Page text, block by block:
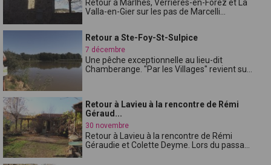
Retour à Marlhes, Verrières-en-Forez et La
Valla-en-Gier sur les pas de Marcelli...
Retour a Ste-Foy-St-Sulpice
7 décembre
Une pêche exceptionnelle au lieu-dit
Chamberange. "Par les Villages" revient su...
Retour à Lavieu à la rencontre de Rémi
Géraud...
30 novembre
Retour à Lavieu à la rencontre de Rémi
Géraudie et Colette Deyme. Lors du passa...